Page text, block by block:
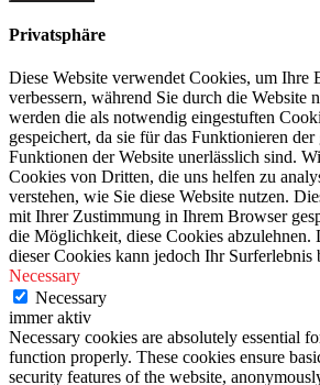
Privatsphäre
Diese Website verwendet Cookies, um Ihre
verbessern, während Sie durch die Website
werden die als notwendig eingestuften
gespeichert, da sie für das Funktionieren der
Funktionen der Website unerlässlich sind.
Cookies von Dritten, die uns helfen zu
verstehen, wie Sie diese Website nutzen.
mit Ihrer Zustimmung in Ihrem Browser
die Möglichkeit, diese Cookies abzulehnen.
dieser Cookies kann jedoch Ihr Surferlebnis
Necessary
Necessary
immer aktiv
Necessary cookies are absolutely essential
function properly. These cookies ensure
security features of the website,